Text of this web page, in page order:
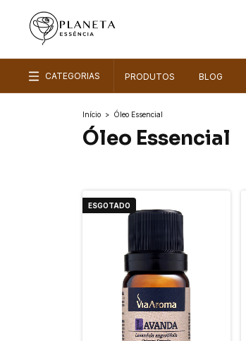
CATEGORIAS PRODUTOS BLOG
Início > Óleo Essencial
Óleo Essencial
ESGOTADO